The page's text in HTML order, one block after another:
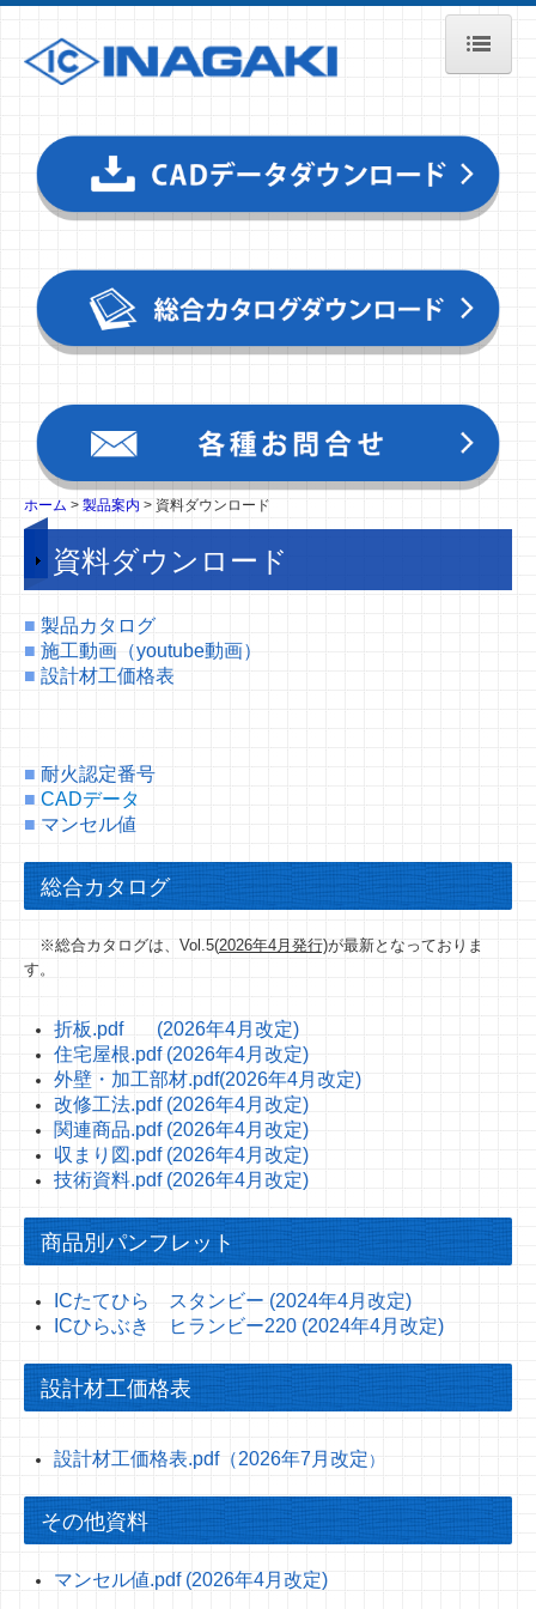
製品案内
取扱商品
資料ダウンロード
設計材工価格
ガルバリウム鋼板とは？
耐火構造認定・外壁防火構造認定
屋根材風圧力計算
採用情報
リクナビ
採用サイト
社員の声
プライバシーポリシー
ホーム 製品案内 資料ダウンロード
資料ダウンロード
■ 製品カタログ
■ 施工動画（youtube動画）
■ 設計材工価格表
■ 耐火認定番号
■ CADデータ
■ マンセル値
総合カタログ
※総合カタログは、Vol.5(2026年4月発行)が最新となっておりま
す。
折板.pdf (2026年4月改定)
住宅屋根.pdf (2026年4月改定)
外壁・加工部材.pdf(2026年4月改定)
改修工法.pdf (2026年4月改定)
関連商品.pdf (2026年4月改定)
収まり図.pdf (2026年4月改定)
技術資料.pdf (2026年4月改定)
商品別パンフレット
ICたてひら スタンビー (2024年4月改定)
ICひらぶき ヒランビー220 (2024年4月改定)
設計材工価格表
設計材工価格表.pdf（2026年7月改定 ）
その他資料
マンセル値.pdf (2026年4月改定)